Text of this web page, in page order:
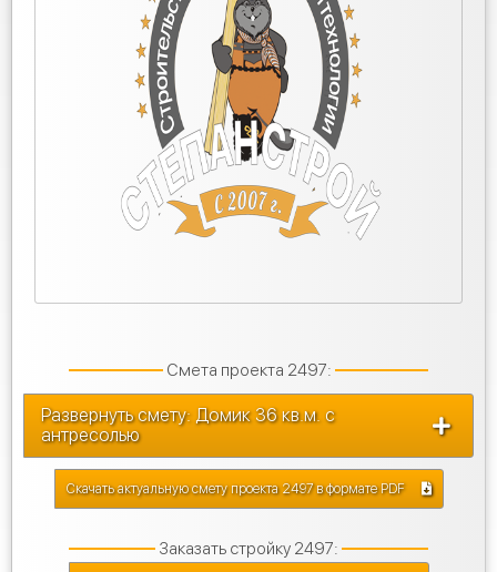
Смета проекта 2497:
Развернуть смету: Домик 36 кв.м. с
антресолью
Скачать актуальную смету проекта 2497 в формате PDF
Заказать стройку 2497: